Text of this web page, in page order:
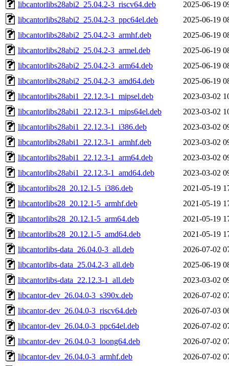
libcantorlibs28abi2_25.04.2-3_riscv64.deb
2025-06-19
libcantorlibs28abi2_25.04.2-3_ppc64el.deb
2025-06-19
libcantorlibs28abi2_25.04.2-3_armhf.deb
2025-06-19
libcantorlibs28abi2_25.04.2-3_armel.deb
2025-06-19
libcantorlibs28abi2_25.04.2-3_arm64.deb
2025-06-19
libcantorlibs28abi2_25.04.2-3_amd64.deb
2025-06-19
libcantorlibs28abi1_22.12.3-1_mipsel.deb
2023-03-02
libcantorlibs28abi1_22.12.3-1_mips64el.deb
2023-03-02
libcantorlibs28abi1_22.12.3-1_i386.deb
2023-03-02
libcantorlibs28abi1_22.12.3-1_armhf.deb
2023-03-02
libcantorlibs28abi1_22.12.3-1_arm64.deb
2023-03-02
libcantorlibs28abi1_22.12.3-1_amd64.deb
2023-03-02
libcantorlibs28_20.12.1-5_i386.deb
2021-05-19
libcantorlibs28_20.12.1-5_armhf.deb
2021-05-19
libcantorlibs28_20.12.1-5_arm64.deb
2021-05-19
libcantorlibs28_20.12.1-5_amd64.deb
2021-05-19
libcantorlibs-data_26.04.0-3_all.deb
2026-07-02
libcantorlibs-data_25.04.2-3_all.deb
2025-06-19
libcantorlibs-data_22.12.3-1_all.deb
2023-03-02
libcantor-dev_26.04.0-3_s390x.deb
2026-07-02
libcantor-dev_26.04.0-3_riscv64.deb
2026-07-03
libcantor-dev_26.04.0-3_ppc64el.deb
2026-07-02
libcantor-dev_26.04.0-3_loong64.deb
2026-07-02
libcantor-dev_26.04.0-3_armhf.deb
2026-07-02